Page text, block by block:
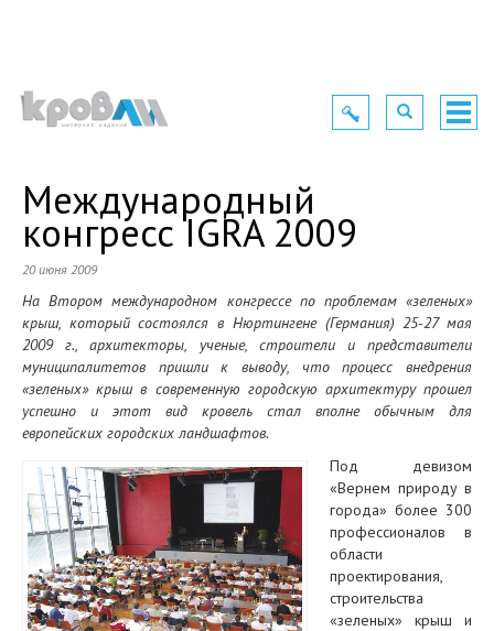
Toggle
navigation
Toggle
navigation
Международный
конгресс IGRA 2009
20 июня 2009
На Втором международном конгрессе по проблемам «зеленых»
крыш, который состоялся в Нюртингене (Германия) 25-27 мая
2009 г., архитекторы, ученые, строители и представители
муниципалитетов пришли к выводу, что процесс внедрения
«зеленых» крыш в современную городскую архитектуру прошел
успешно и этот вид кровель стал вполне обычным для
европейских городских ландшафтов.
Под девизом
«Вернем природу в
города» более 300
профессионалов в
области
проектирования,
строительства
«зеленых» крыш и